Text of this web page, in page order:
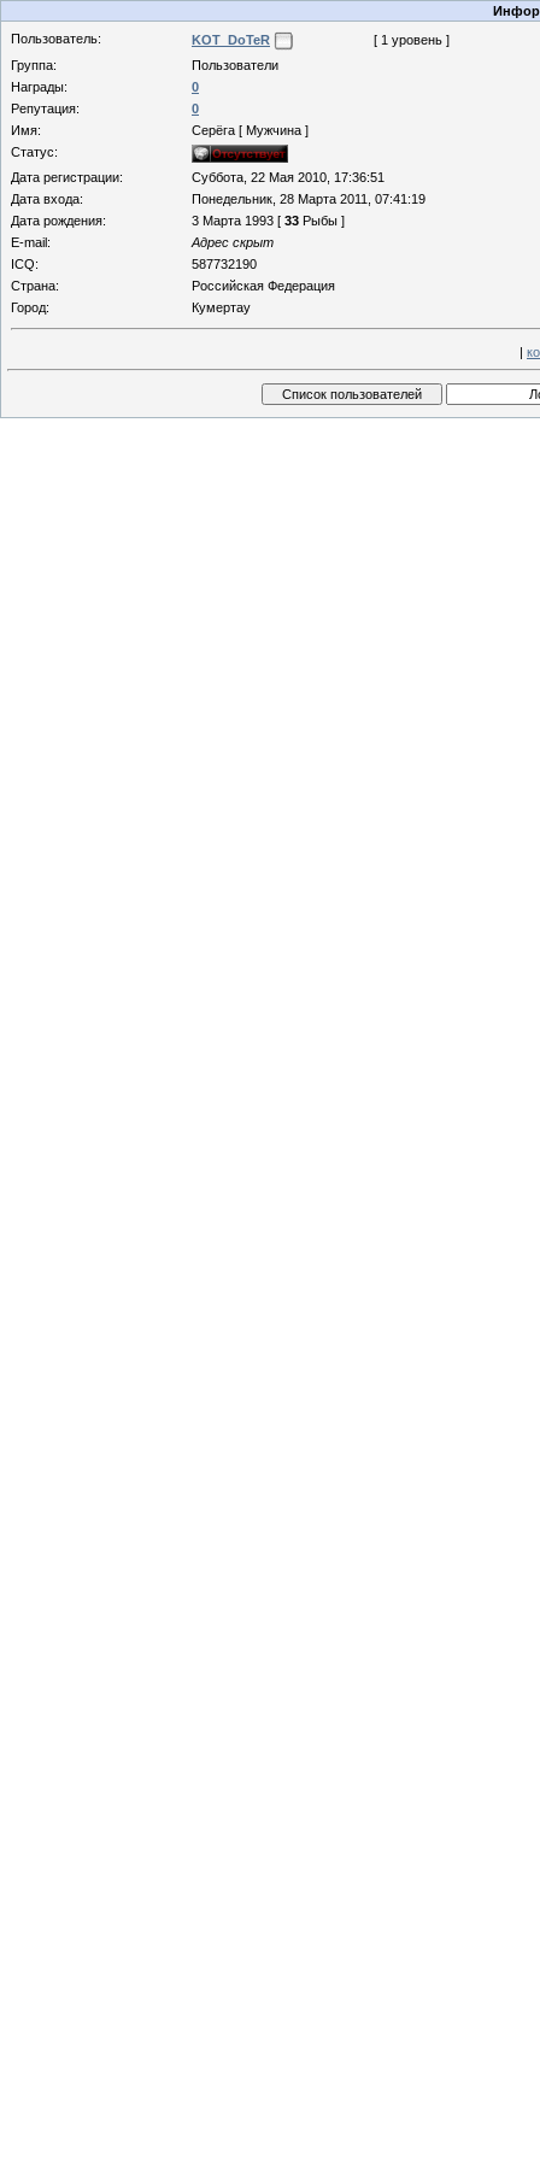
Пользователь:
KOT_DoTeR
[ 1 уровень ]
Группа:
Пользователи
Награды:
0
Репутация:
0
Имя:
Серёга [ Мужчина ]
Статус:
Дата регистрации:
Суббота, 22 Мая 2010, 17:36:51
Дата входа:
Понедельник, 28 Марта 2011, 07:41:19
Дата рождения:
3 Марта 1993 [ 33 Рыбы ]
E-mail:
Адрес скрыт
ICQ:
587732190
Страна:
Российская Федерация
Город:
Кумертау
|